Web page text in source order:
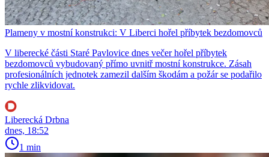
Plameny v mostní konstrukci: V Liberci hořel příbytek bezdomovců
V liberecké části Staré Pavlovice dnes večer hořel příbytek
bezdomovců vybudovaný přímo uvnitř mostní konstrukce. Zásah
profesionálních jednotek zamezil dalším škodám a požár se podařilo
rychle zlikvidovat.
Liberecká Drbna
dnes, 18:52
1 min